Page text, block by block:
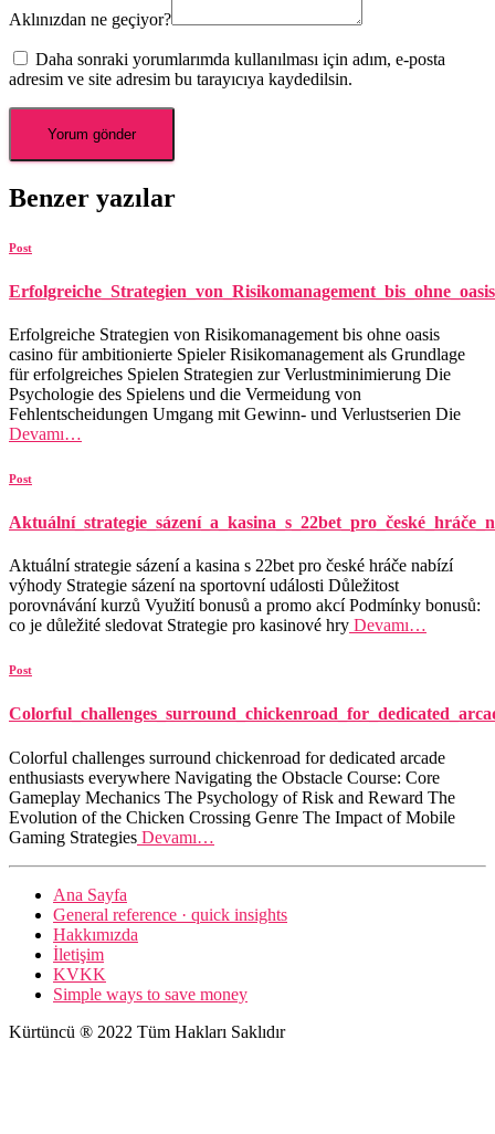
Aklınızdan ne geçiyor?
Daha sonraki yorumlarımda kullanılması için adım, e-posta
adresim ve site adresim bu tarayıcıya kaydedilsin.
Benzer yazılar
Post
Erfolgreiche Strategien von Risikomanagement bis ohne oasis
casino für ambitionierte Spieler Risikomanagement als Grundlage
für erfolgreiches Spielen Strategien zur Verlustminimierung Die
Psychologie des Spielens und die Vermeidung von
Fehlentscheidungen Umgang mit Gewinn- und Verlustserien Die
Devamı…
Post
Aktuální strategie sázení a kasina s 22bet pro české hráče nabízí
výhody Strategie sázení na sportovní události Důležitost
porovnávání kurzů Využití bonusů a promo akcí Podmínky bonusů:
co je důležité sledovat Strategie pro kasinové hry Devamı…
Post
Colorful challenges surround chickenroad for dedicated arcade
enthusiasts everywhere Navigating the Obstacle Course: Core
Gameplay Mechanics The Psychology of Risk and Reward The
Evolution of the Chicken Crossing Genre The Impact of Mobile
Gaming Strategies Devamı…
Ana Sayfa
General reference · quick insights
Hakkımızda
İletişim
KVKK
Simple ways to save money
Kürtüncü ® 2022 Tüm Hakları Saklıdır